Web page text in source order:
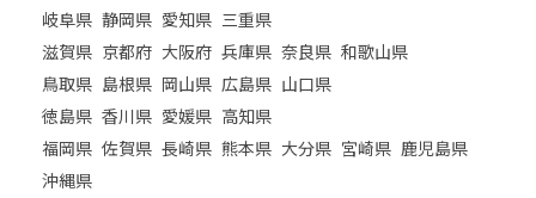
岐阜県 静岡県 愛知県 三重県
滋賀県 京都府 大阪府 兵庫県 奈良県 和歌山県
鳥取県 島根県 岡山県 広島県 山口県
徳島県 香川県 愛媛県 高知県
福岡県 佐賀県 長崎県 熊本県 大分県 宮崎県 鹿児島県
沖縄県